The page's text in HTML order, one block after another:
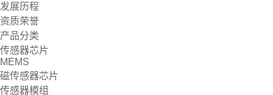
发展历程
资质荣誉
产品分类
传感器芯片
MEMS
磁传感器芯片
传感器模组